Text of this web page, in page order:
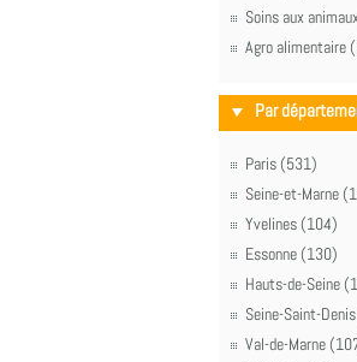
Soins aux
Agro alimentaire
Par
Paris (531)
Seine-et-Marne
Yvelines (104)
Essonne (130)
Hauts-de-Seine
Seine-Saint-
Val-de-Marne